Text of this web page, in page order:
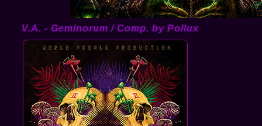
V.A. - Geminorum / Comp. by Pollux